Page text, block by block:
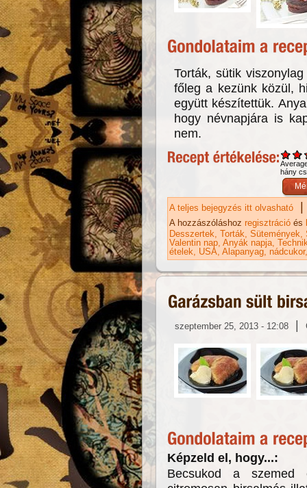
Torták, sütik
főleg a kezünk közül,
együtt készítettük.
hogy névnapjára is
nem.
hány
A teljes bejegyzés itt olvasható |
A hozzászóláshoz regisztráció és
Desszertek Torták Sütemények
Valentin nap Anyák napja
ételek USA Alapanyag nádcukor
szeptember 25, 2013 - 12:08 |
Képzeld el, hogy...:
Becsukod a